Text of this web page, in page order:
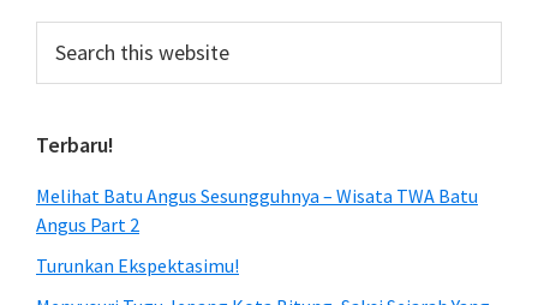
this
Terbaru!
Melihat Batu Angus Sesungguhnya – Wisata TWA Batu
Angus Part 2
Turunkan Ekspektasimu!